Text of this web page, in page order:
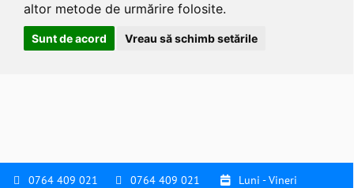
altor metode de urmărire folosite.
Sunt de acord Vreau să schimb setările
0764 409 021 0764 409 021
Luni - Vineri